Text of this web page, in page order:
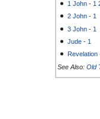
1 John - 1
2 John - 1
3 John - 1
Jude - 1
Revelation
See Also: Old